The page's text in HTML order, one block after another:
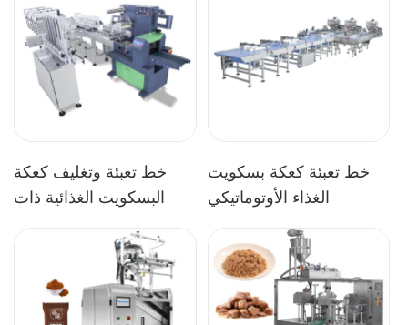
خط تعبئة وتغليف كعكة
البسكويت الغذائية ذات
خط تعبئة كعكة بسكويت
الغذاء الأوتوماتيكي